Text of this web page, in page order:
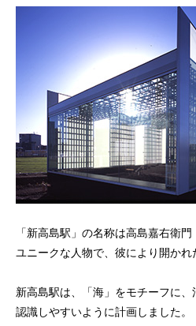
「新高島駅」の名称は高島嘉右衛
ユニークな人物で、彼により開か
新高島駅は、「海」をモチーフに
認識しやすいように計画しました。